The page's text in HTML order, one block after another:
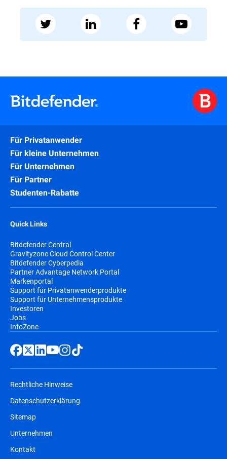
Für Privatanwender
Für kleine Unternehmen
Für Unternehmen
Für Partner
Studenten-Rabatte
Quick Links
Bitdefender Central
Gravityzone Cloud Control Center
Bitdefender Cyberpedia
Partner Advantage Network Portal
Markenportal
Support für Privatanwenderprodukte
Support für Unternehmensprodukte
Investoren
Jobs
InfoZone
Rechtliche Hinweise
Datenschutzerklärung
Sitemap
Unternehmen
Kontakt